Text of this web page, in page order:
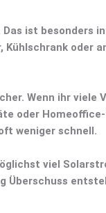
ist besonders
oder
Wenn ihr viele
oder
weniger schnell.
viel
Überschuss